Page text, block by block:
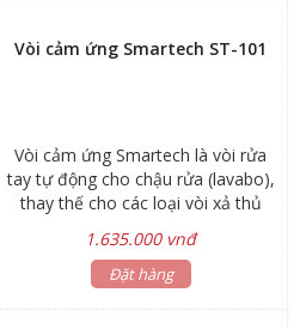
Vòi cảm ứng Smartech ST-101
Vòi cảm ứng Smartech là vòi rửa
tay tự động cho chậu rửa (lavabo),
thay thế cho các loại vòi xả thủ
công cộng, nhà ở cao cấp. Sử dụng
vòi cảm ứng không chỉ mang đến
1.635.000 vnđ
Đặt hàng